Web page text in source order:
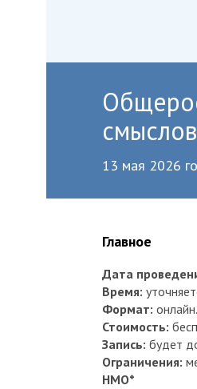
13 мая 2026
Главное
Дата
Время:
Формат: онлайн.
Стоимость:
Запись: будет
Ограничения:
НМО*